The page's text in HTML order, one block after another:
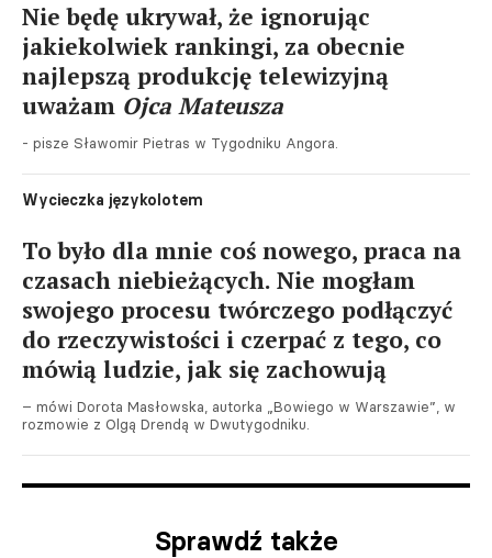
Nie będę ukrywał, że ignorując
jakiekolwiek rankingi, za obecnie
najlepszą produkcję telewizyjną
uważam Ojca Mateusza
- pisze Sławomir Pietras w Tygodniku Angora.
Wycieczka językolotem
To było dla mnie coś nowego, praca na
czasach niebieżących. Nie mogłam
swojego procesu twórczego podłączyć
do rzeczywistości i czerpać z tego, co
mówią ludzie, jak się zachowują
– mówi Dorota Masłowska, autorka „Bowiego w Warszawie”, w
rozmowie z Olgą Drendą w Dwutygodniku.
Sprawdź także